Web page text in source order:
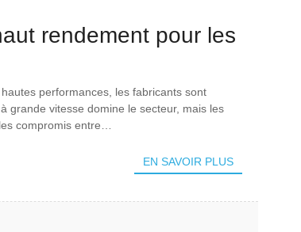
rendement pour les
performances, les fabricants sont
grande vitesse domine le secteur, mais les
compromis entre…
EN SAVOIR PLUS